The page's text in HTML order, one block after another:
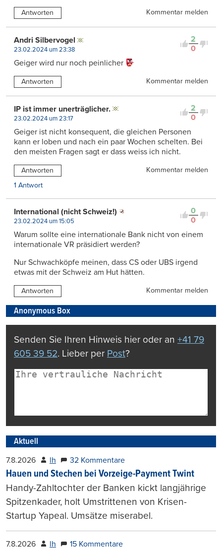
Antworten Kommentar melden
2
0
Andri Silbervogel
23.02.2024 um 23:38
Geiger wird nur noch peinlicher
Antworten Kommentar melden
2
0
IP ist immer unerträglicher.
23.02.2024 um 23:17
Geiger ist nicht konsequent, die gleichen Personen
kann er loben und nach ein paar Wochen schelten. Bei
den meisten Fragen sagt er dass weiss ich nicht.
Antworten
Kommentar melden
1 Antwort
0
0
International (nicht Schweiz!)
23.02.2024 um 15:05
Warum sollte eine internationale Bank nicht von einem
internationale VR präsidiert werden?
Nur Schwachköpfe meinen, dass CS oder UBS irgend
etwas mit der Schweiz am Hut hätten.
Antworten Kommentar melden
Anonymous Box
Senden Sie Ihren Hinweis hier oder an +41 79
605 39 52. Lieber per Post?
Aktuell
7.8.2026 lh 32 Kommentare
Hauen und Stechen bei Vorzeige-Payment Twint
Handy-Zahltochter der Banken kickt langjährige
Spitzenkader, holt Umstrittenen von Krisen-
Startup Yapeal. Umsätze miserabel.
7.8.2026 lh 15 Kommentare